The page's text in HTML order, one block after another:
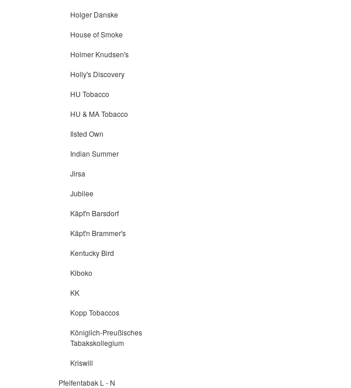
Holger Danske
House of Smoke
Holmer Knudsen's
Holly's Discovery
HU Tobacco
HU & MA Tobacco
Ilsted Own
Indian Summer
Jirsa
Jubilee
Käpt'n Barsdorf
Käpt'n Brammer's
Kentucky Bird
Kiboko
KK
Kopp Tobaccos
Königlich-Preußisches
Tabakskollegium
Kriswill
Pfeifentabak L - N